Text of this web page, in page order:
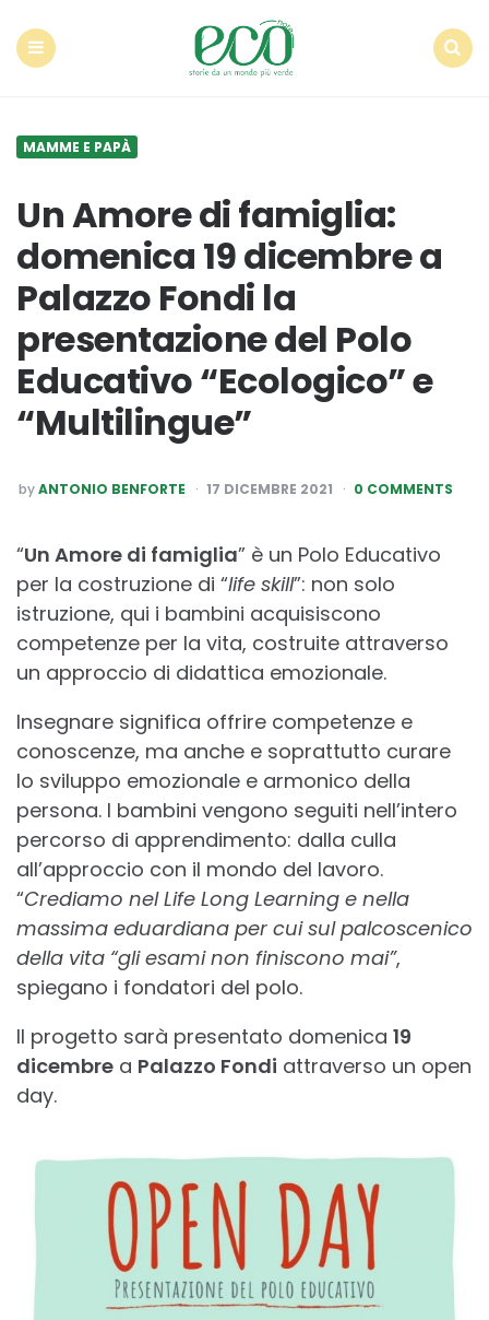
MAMME E PAPÀ
Un Amore di famiglia:
domenica 19 dicembre a
Palazzo Fondi la
presentazione del Polo
Educativo “Ecologico” e
“Multilingue”
POSTED
BY
byANTONIO BENFORTE 17 DICEMBRE 2021 0 COMMENTS
“Un Amore di famiglia” è un Polo Educativo
per la costruzione di “life skill”: non solo
istruzione, qui i bambini acquisiscono
competenze per la vita, costruite attraverso
un approccio di didattica emozionale.
Insegnare significa offrire competenze e
conoscenze, ma anche e soprattutto curare
lo sviluppo emozionale e armonico della
persona. I bambini vengono seguiti nell’intero
percorso di apprendimento: dalla culla
all’approccio con il mondo del lavoro.
“Crediamo nel Life Long Learning e nella
massima eduardiana per cui sul palcoscenico
della vita “gli esami non finiscono mai”,
spiegano i fondatori del polo.
Il progetto sarà presentato domenica 19
dicembre a Palazzo Fondi attraverso un open
day.